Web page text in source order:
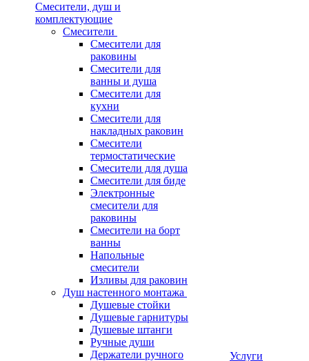
Смесители, душ и
комплектующие
Смесители
Смесители для
раковины
Смесители для
ванны и душа
Смесители для
кухни
Смесители для
накладных раковин
Смесители
термостатические
Смесители для душа
Смесители для биде
Электронные
смесители для
раковины
Смесители на борт
ванны
Напольные
смесители
Изливы для раковин
Душ настенного монтажа
Душевые стойки
Душевые гарнитуры
Душевые штанги
Ручные души
Держатели ручного
Услуги